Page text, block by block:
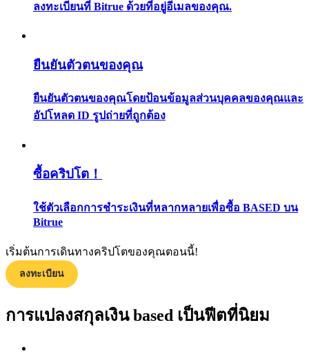
กลยุทธ์การซื้อขาย
เรียนรู้วิธีการรักษาผลกำไร
ลงทะเบียนที่ Bitrue ด้วยที่อยู่อีเมลของคุณ.
ยืนยันตัวตนของคุณ
ยืนยันตัวตนของคุณโดยป้อนข้อมูลส่วนบุคคลของคุณและ
อัปโหลด ID รูปถ่ายที่ถูกต้อง
ซื้อคริปโต！
ใช้ตัวเลือกการชำระเงินที่หลากหลายเพื่อซื้อ BASED บน
Bitrue
เริ่มต้นการเดินทางคริปโตของคุณตอนนี้!
ลงทะเบียน
การแปลงสกุลเงิน based เป็นฟีตที่นิยม